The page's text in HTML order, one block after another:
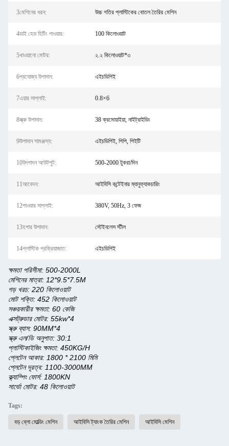
3মেশিনের ধরন: উচ্চ গতির প্লাস্টিকের বোতল তৈরির মেশিন
4ডাই হেড হিটিং পাওয়ার: 100 কিলোওয়াট
5খাওয়ানো মোটর: ২.২ কিলোওয়াট*৩
6প্রযোজ্য উপাদান: এইচডিপিই
7এয়ার সাপ্লাই: 0.8×6
8স্ক্রু উপাদান: 38 ক্রমোয়াইয়া, নাইট্রাইডিং
9উপাদান সামঞ্জস্য: এইচডিপিই, পিপি, পিইটি
10উৎপাদন আউটপুট: 500-2000 টুকরা/দিন
11আবেদন: আইবিসি কন্টেইনার ম্যানুফ্যাকচারিং
12পাওয়ার সাপ্লাই: 380V, 50Hz, 3 ফেজ
13হপার উপাদান: স্টেইনলেস স্টীল
14প্লাস্টিক প্রক্রিয়াজাত: এইচডিপিই
ক্ষমতা পরিসীমা: 500-2000L
মেশিনের মাত্রা: 12*9.5*7.5M
গড় খরচ: 220 কিলোওয়াট
মোট শক্তি: 452 কিলোওয়াট
সঞ্চয়কারীর ক্ষমতা: 60 কেজি
এক্সট্রুডার মোটর: 55kw*4
স্ক্রু ব্যাস: 90MM*4
স্ক্রু এল/ডি অনুপাত: 30:1
প্লাস্টিকাইজিং ক্ষমতা: 450KG/H
প্লেটেন আকার: 1800 * 2100 মিমি
প্লেটেন দূরত্ব: 1100-3000MM
ক্ল্যাম্পিং ফোর্স: 1800KN
সার্ভো মোটর: 48 কিলোওয়াট
Tags:
বড় ব্লো মোল্ডিং মেশিন আইবিসি ট্যাংক তৈরির মেশিন আইবিসি মেশিন